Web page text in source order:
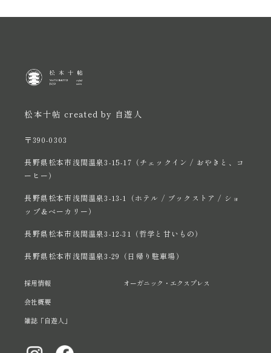
松本十帖 created by 自遊人
〒390-0303
長野県松本市浅間温泉3-15-17（チェックイン / おやきと、コ
ーヒー）
長野県松本市浅間温泉3-13-1（ホテル / ブックストア / ショ
ップ＆ベーカリー）
長野県松本市浅間温泉3-12-31（哲学と甘いもの）
長野県松本市浅間温泉3-29（日帰り駐車場）
採用情報
会社概要
雑誌「自遊人」
オーガニック・エクスプレス